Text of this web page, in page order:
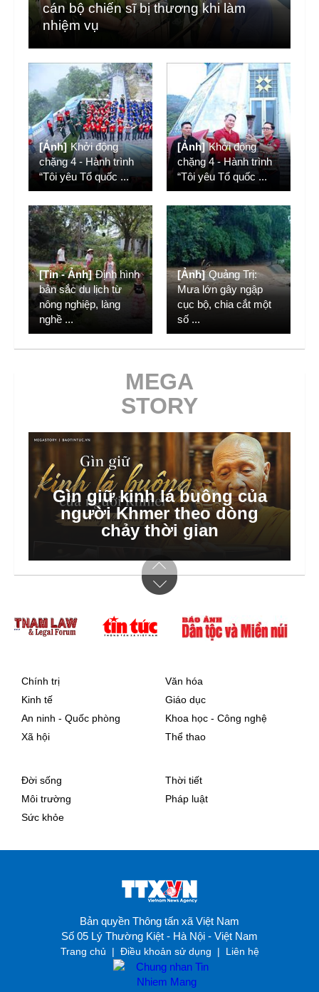
cán bộ chiến sĩ bị thương khi làm
nhiệm vụ
[Ảnh] Khởi động
chặng 4 - Hành trình
“Tôi yêu Tổ quốc ...
[Ảnh] Khởi động
chặng 4 - Hành trình
“Tôi yêu Tổ quốc...
[Tin - Ảnh] Định hình
bản sắc du lịch từ
nông nghiệp, làng
nghề ...
[Ảnh] Quảng Trị:
Mưa lớn gây ngập
cục bộ, chia cắt một
số ...
MEGA
STORY
Gìn giữ kinh lá buông của
người Khmer theo dòng
chảy thời gian
Chính trị
Kinh tế
An ninh - Quốc phòng
Xã hội
Văn hóa
Giáo dục
Khoa học - Công nghệ
Thể thao
Đời sống
Môi trường
Sức khỏe
Thời tiết
Pháp luật
Bản quyền Thông tấn xã Việt Nam
Số 05 Lý Thường Kiệt - Hà Nội - Việt Nam
Trang chủ | Điều khoản sử dụng | Liên hệ